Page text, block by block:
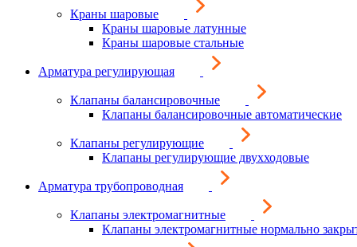
Краны шаровые
Краны шаровые латунные
Краны шаровые стальные
Арматура регулирующая
Клапаны балансировочные
Клапаны балансировочные автоматические
Клапаны регулирующие
Клапаны регулирующие двухходовые
Арматура трубопроводная
Клапаны электромагнитные
Клапаны электромагнитные нормально